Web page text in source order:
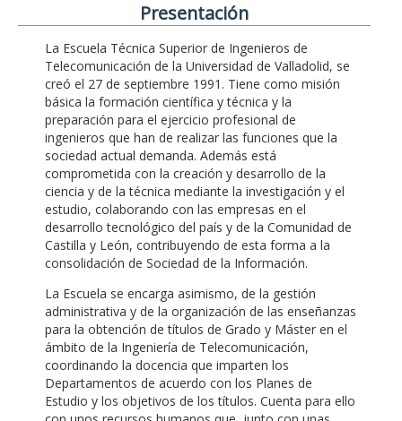
Presentación
La Escuela Técnica Superior de Ingenieros de
Telecomunicación de la Universidad de Valladolid, se
creó el 27 de septiembre 1991. Tiene como misión
básica la formación científica y técnica y la
preparación para el ejercicio profesional de
ingenieros que han de realizar las funciones que la
sociedad actual demanda. Además está
comprometida con la creación y desarrollo de la
ciencia y de la técnica mediante la investigación y el
estudio, colaborando con las empresas en el
desarrollo tecnológico del país y de la Comunidad de
Castilla y León, contribuyendo de esta forma a la
consolidación de Sociedad de la Información.
La Escuela se encarga asimismo, de la gestión
administrativa y de la organización de las enseñanzas
para la obtención de títulos de Grado y Máster en el
ámbito de la Ingeniería de Telecomunicación,
coordinando la docencia que imparten los
Departamentos de acuerdo con los Planes de
Estudio y los objetivos de los títulos. Cuenta para ello